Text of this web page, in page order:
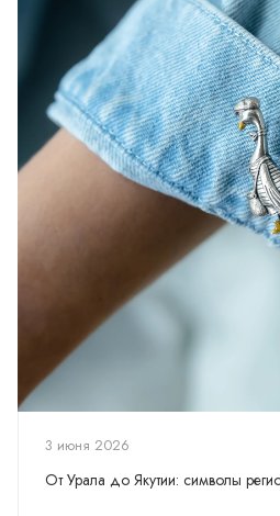
3 июня 2026
От Урала до Якутии: символы